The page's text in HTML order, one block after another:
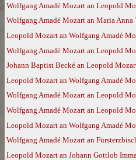
Wolfgang Amadé Mozart an Leopold
Wolfgang Amadé Mozart an Maria
Leopold Mozart an Wolfgang Amadé
Wolfgang Amadé Mozart an Leopold
Johann Baptist Becké an Leopold
Leopold Mozart an Wolfgang Amadé
Wolfgang Amadé Mozart an Leopold
Wolfgang Amadé Mozart an Leopold
Leopold Mozart an Wolfgang Amadé
Wolfgang Amadé Mozart an
Leopold Mozart an Johann Gottlob